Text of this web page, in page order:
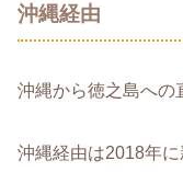
沖縄経由
沖縄から徳之島への
沖縄経由は2018年に